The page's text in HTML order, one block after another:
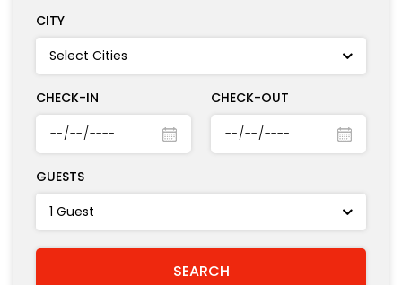
CITY
CHECK-IN CHECK-OUT
GUESTS